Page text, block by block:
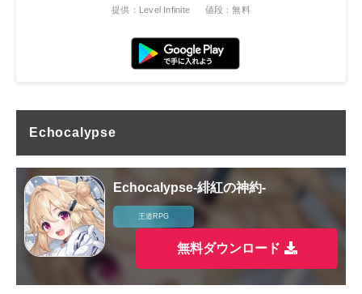
提供：Level Infinite 値段：無料
Echocalypse
Echocalypse-緋紅の神約-
王道RPG
無料ダウンロード